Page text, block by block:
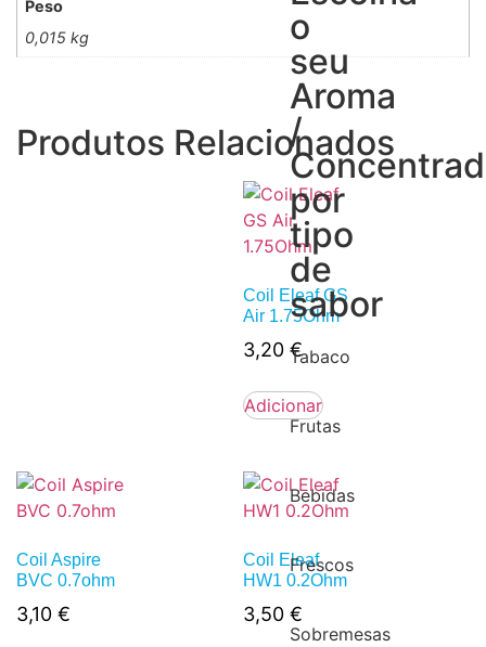
o
seu
Aroma
/
por
tipo
de
sabor
Tabaco
Frutas
Bebidas
Frescos
Sobremesas
Peso
0,015 kg
Produtos Relacionados
Coil Eleaf GS
Air 1.75Ohm
3,20 €
Adicionar
Coil Aspire
BVC 0.7ohm
3,10 €
Coil Eleaf
HW1 0.2Ohm
3,50 €